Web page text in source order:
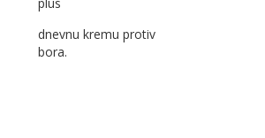
dnevnu kremu protiv
bora.